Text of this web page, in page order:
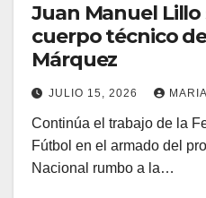
Juan Manuel Lillo
cuerpo técnico
Márquez
JULIO 15, 2026
Continúa el trabajo de la
Fútbol en el armado del
Nacional rumbo a la…